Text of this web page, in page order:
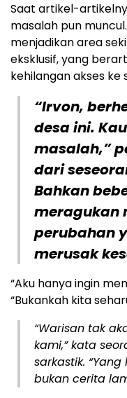
Saat artikel-
masalah pun
menjadikan area
eksklusif, yang
kehilangan akses ke
“Irvon,
desa ini.
masalah,”
dari
Bahkan
meragukan
perubahan
merusak
“Aku hanya ingin
“Bukankah kita
“Warisan tak
kami,” kata
sarkastik.
bukan cerita